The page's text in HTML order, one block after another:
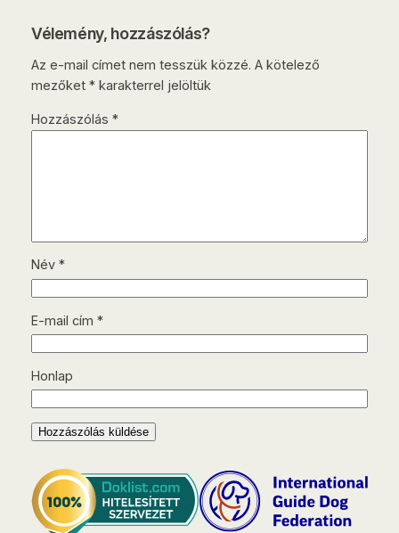
Vélemény, hozzászólás?
Az e-mail címet nem tesszük közzé. A kötelező
mezőket *karakterrel jelöltük
Hozzászólás *
Név *
E-mail cím *
Honlap